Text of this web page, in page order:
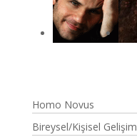
Homo Novus
Bireysel/Kişisel Gelişim